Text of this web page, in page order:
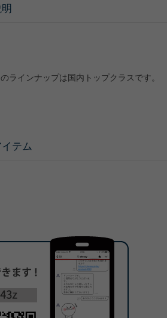
インナップは国内トップクラスです。
テム